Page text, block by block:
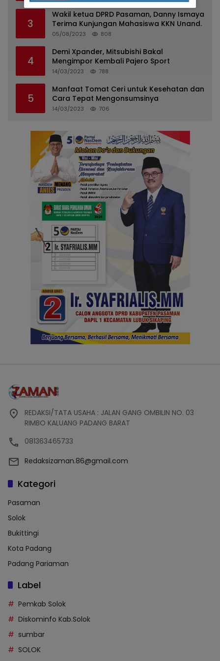
3
Wakil ketua DPRD Pasaman, Danny Ismaya
Terima Kunjungan Mahasiswa KKN Unand.
05/08/2023 808
4
Demi Xpander, Mitsubishi Bakal
Mengimpor Kembali Pajero Sport
14/03/2023 788
5
Manfaat Tomat Ceri untuk Kesehatan dan
Cara Tepat Mengonsumsinya
14/03/2023 706
REDAKSI/TATA USAHA : JALAN GANG OMBILIN NO. 03
RIMBO KALUANG PADANG BARAT
081363465733
Redaksizaman.86@gmail.com
Kategori
Pasaman
Solok
Bukittingi
Kota Padang
Padang Pariaman
Label
Pemkab Solok
Diskominfo Kab.Solok
sumbar
SOLOK